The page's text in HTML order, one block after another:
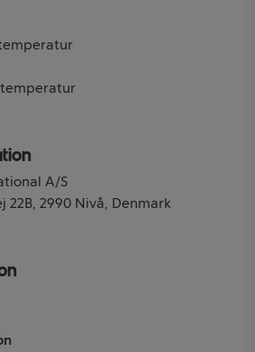
A/S
22B, 2990 Nivå, Denmark